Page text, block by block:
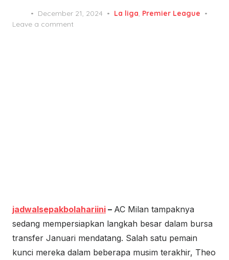
Posted
on
December 21, 2024 La liga, Premier League
Leave a comment
jadwalsepakbolahariini – AC Milan tampaknya
sedang mempersiapkan langkah besar dalam bursa
transfer Januari mendatang. Salah satu pemain
kunci mereka dalam beberapa musim terakhir, Theo